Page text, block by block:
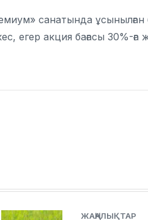
санатында
егер акция бағасы 30%-ға
ЖАҢАЛЫҚТАР